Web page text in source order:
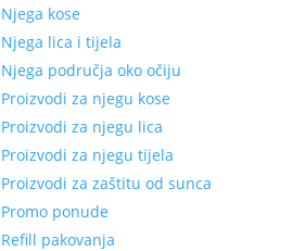
Njega kose
Njega lica i tijela
Njega područja oko očiju
Proizvodi za njegu kose
Proizvodi za njegu lica
Proizvodi za njegu tijela
Proizvodi za zaštitu od sunca
Promo ponude
Refill pakovanja